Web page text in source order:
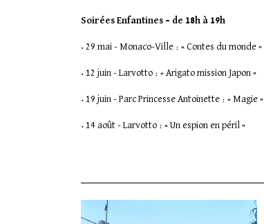
Soirées Enfantines – de 18h à 19h
• 29 mai - Monaco-Ville : « Contes du monde »
• 12 juin - Larvotto : « Arigato mission Japon »
• 19 juin - Parc Princesse Antoinette : « Magie »
• 14 août - Larvotto : « Un espion en péril »